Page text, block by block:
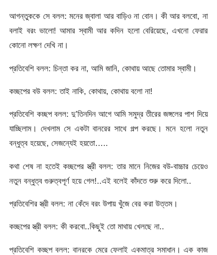
আগন্তুককে সে বলল: মনের জ্বালা আর বাড়িও না বোন। কী আর বলবো, না
বলাই বরং ভালো! আমার স্বামী আর কদিন হলো বেরিয়েছে, এখনো ফেরার
কোনো লক্ষণ দেখি না।
প্রতিবেশি বলল: চিন্তা কর না, আমি জানি, কোথায় আছে তোমার স্বামী।
কচ্ছপের বউ বলল: তাই নাকি, কোথায়, কোথায় বলো না!
প্রতিবেশি কচ্ছপ বলল: দু’তিনদিন আগে আমি সমুদ্র তীরের জঙ্গলের পাশ দিয়ে
যাচ্ছিলাম। দেখলাম সে একটা বানরের সাথে গল্প করছে। মনে হলো নতুন
বন্ধুত্ব হয়েছে, সেজন্যেই হয়তো…..
কথা শেষ না হতেই কচ্ছপের স্ত্রী বলল: তার মানে নিজের বউ-বাচ্চার চেয়েও
নতুন বন্ধুত্ব গুরুত্বপূর্ণ হয়ে গেল!..এই বলেই কাঁদতে শুরু করে দিলো..
প্রতিবেশির স্ত্রী বলল: না কেঁদে বরং উপায় খুঁজে বের করা উত্তম।
কচ্ছপের স্ত্রী বলল: কী করবো..কিছুই তো মাথায় খেলছে না..
প্রতিবেশি কচ্ছপ বলল: বানরকে মেরে ফেলাই একমাত্র সমাধান। এক কাজ